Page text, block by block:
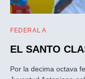
FEDERAL A
EL SANTO
Por la decima octava